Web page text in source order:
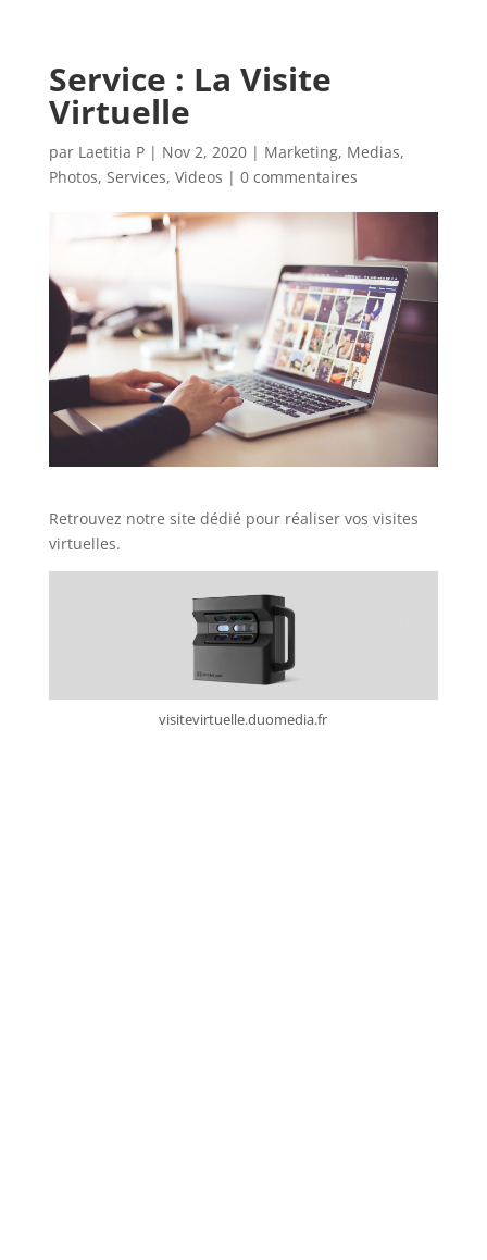
Service : La Visite
Virtuelle
par Laetitia P| Nov 2, 2020| Marketing, Medias,
Photos, Services, Videos | 0 commentaires
Retrouvez notre site dédié pour réaliser vos visites
virtuelles.
visitevirtuelle.duomedia.fr